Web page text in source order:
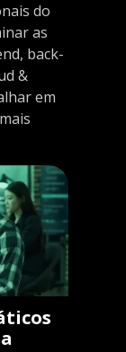
do
as
back-
&
em